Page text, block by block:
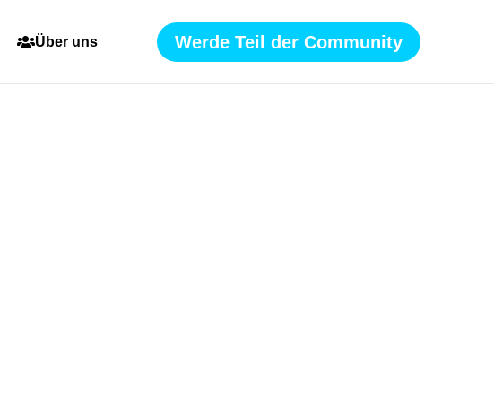
Über uns Werde Teil der Community